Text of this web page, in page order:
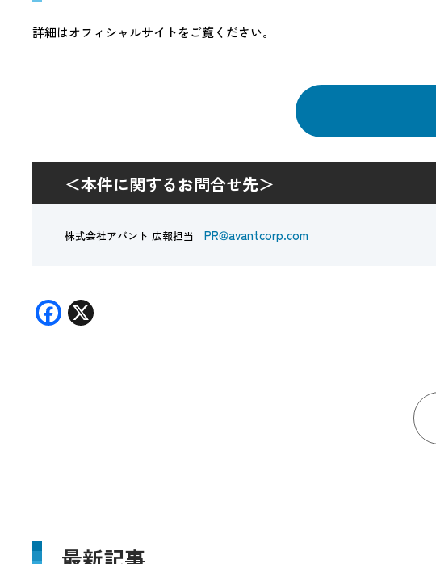
詳細はオフィシャルサイトをご覧ください。
＜本件に関するお問合せ先＞
株式会社アバント 広報担当 PR@avantcorp.com
F
ac
最新記事